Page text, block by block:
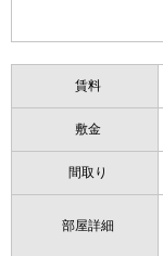
賃料
敷金
間取り
部屋詳細